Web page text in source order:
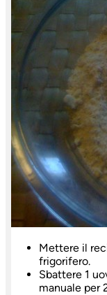
Mettere il
frigorifero.
Sbattere 1
manuale per